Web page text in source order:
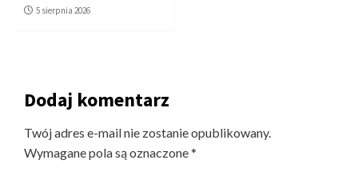
5 sierpnia 2026
Dodaj komentarz
Twój adres e-mail nie zostanie opublikowany.
Wymagane pola są oznaczone*